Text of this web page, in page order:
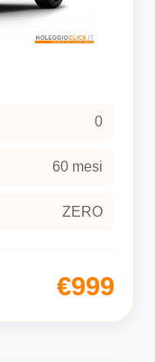
0
60 mesi
ZERO
€999